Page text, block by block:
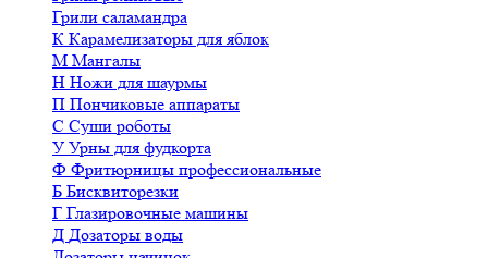
Грили саламандра
К Карамелизаторы для яблок
М Мангалы
Н Ножи для шаурмы
П Пончиковые аппараты
С Суши роботы
У Урны для фудкорта
Ф Фритюрницы профессиональные
Б Бисквиторезки
Г Глазировочные машины
Д Дозаторы воды